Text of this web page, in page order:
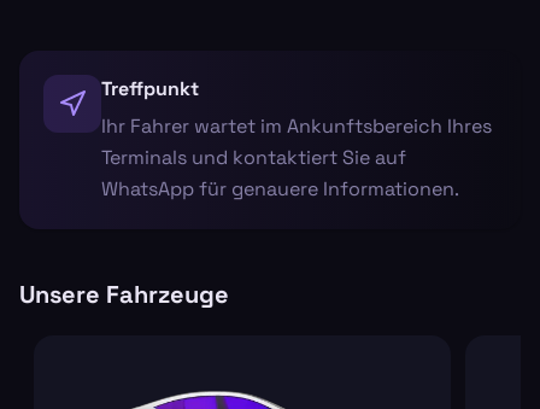
Treffpunkt
Ihr Fahrer wartet im Ankunftsbereich Ihres
Terminals und kontaktiert Sie auf
WhatsApp für genauere Informationen.
Unsere Fahrzeuge